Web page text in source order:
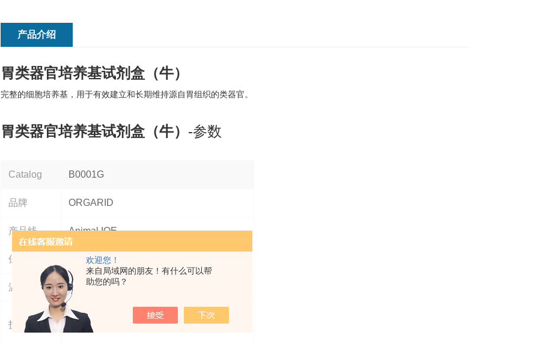
欢迎您！
来自局域网的朋友！有什么可以帮
助您的吗？
产品介绍
胃类器官培养基试剂盒（牛）
完整的细胞培养基，用于有效建立和长期维持源自胃组织的类器官。
胃类器官培养基试剂盒（牛） -参数
Catalog B0001G
品牌 ORGARID
产品线 Animal IOE
保质期 9个月
温度 -20℃
技术支持
免费